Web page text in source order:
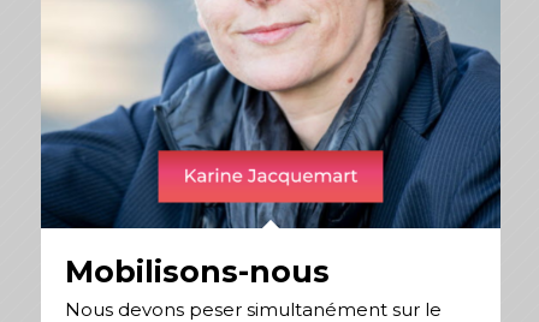
Mobilisons-nous
Nous devons peser simultanément sur le